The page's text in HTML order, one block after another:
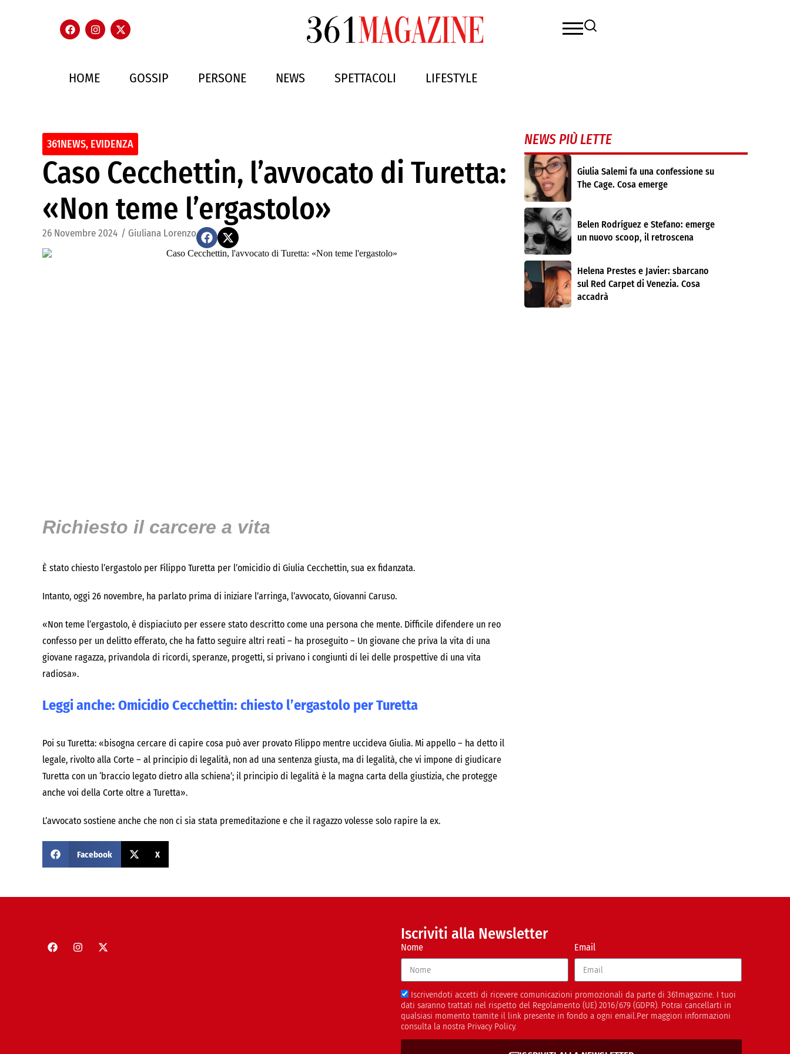
HOME GOSSIP PERSONE NEWS SPETTACOLI LIFESTYLE
361NEWS, EVIDENZA
Caso Cecchettin, l’avvocato di Turetta:
«Non teme l’ergastolo»
26 Novembre 2024 / Giuliana Lorenzo
Richiesto il carcere a vita
È stato chiesto l’ergastolo per Filippo Turetta per l’omicidio di Giulia Cecchettin, sua ex fidanzata.
Intanto, oggi 26 novembre, ha parlato prima di iniziare l’arringa, l’avvocato, Giovanni Caruso.
«Non teme l’ergastolo, è dispiaciuto per essere stato descritto come una persona che mente. Difficile difendere un reo
confesso per un delitto efferato, che ha fatto seguire altri reati – ha proseguito – Un giovane che priva la vita di una
giovane ragazza, privandola di ricordi, speranze, progetti, si privano i congiunti di lei delle prospettive di una vita
radiosa».
Leggi anche: Omicidio Cecchettin: chiesto l’ergastolo per Turetta
Poi su Turetta: «bisogna cercare di capire cosa può aver provato Filippo mentre uccideva Giulia. Mi appello – ha detto il
legale, rivolto alla Corte – al principio di legalità, non ad una sentenza giusta, ma di legalità, che vi impone di giudicare
Turetta con un ‘braccio legato dietro alla schiena’; il principio di legalità è la magna carta della giustizia, che protegge
anche voi della Corte oltre a Turetta».
L’avvocato sostiene anche che non ci sia stata premeditazione e che il ragazzo volesse solo rapire la ex.
Facebook X
NEWS PIÙ LETTE
Giulia Salemi fa una confessione su
The Cage. Cosa emerge
Belen Rodríguez e Stefano: emerge
un nuovo scoop, il retroscena
Helena Prestes e Javier: sbarcano
sul Red Carpet di Venezia. Cosa
accadrà
Iscriviti alla Newsletter
Nome Email
Iscrivendoti accetti di ricevere comunicazioni promozionali da parte di 361magazine. I tuoi
dati saranno trattati nel rispetto del Regolamento (UE) 2016/679 (GDPR). Potrai cancellarti in
qualsiasi momento tramite il link presente in fondo a ogni email.Per maggiori informazioni
consulta la nostra Privacy Policy.